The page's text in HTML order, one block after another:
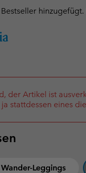
hinzugefügt.
der Artikel ist
stattdessen eines
Leggings